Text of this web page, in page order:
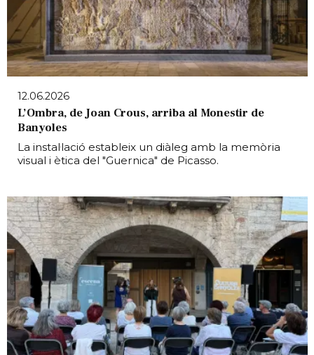
12.06.2026
L’Ombra, de Joan Crous, arriba al Monestir de
Banyoles
La instal·lació estableix un diàleg amb la memòria
visual i ètica del "Guernica" de Picasso.